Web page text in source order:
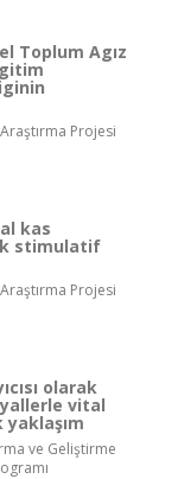
Toplum Agız
Projesi
kas
stimulatif
Projesi
olarak
vital
ve Geliştirme